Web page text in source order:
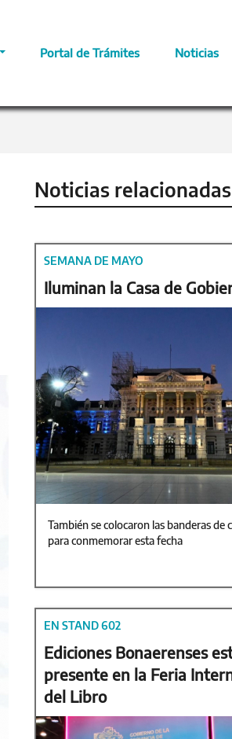
Portal de Trámites Noticias
Noticias relacionadas
SEMANA DE MAYO
Iluminan la Casa de
También se colocaron las banderas de
para conmemorar esta fecha
EN STAND 602
Ediciones Bonaerenses
presente en la Feria
del Libro